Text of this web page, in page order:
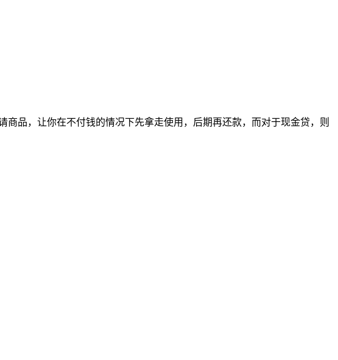
品，让你在不付钱的情况下先拿走使用，后期再还款，而对于现金贷，则